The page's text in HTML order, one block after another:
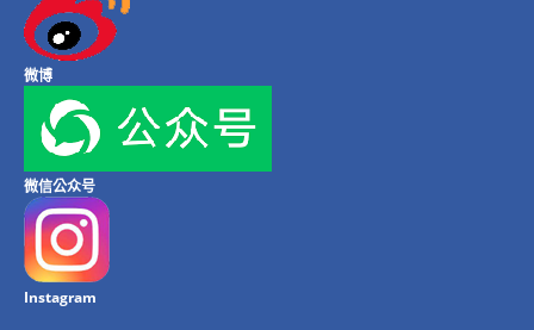
微博
微信公众号
Instagram